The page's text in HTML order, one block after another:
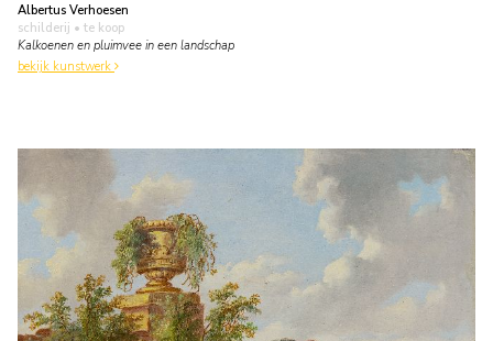
Albertus Verhoesen
schilderij • te koop
Kalkoenen en pluimvee in een landschap
bekijk kunstwerk